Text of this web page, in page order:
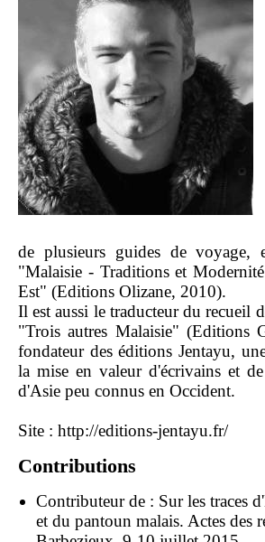
de plusieurs guides de voyage,
"Malaisie - Traditions et
Est" (Editions Olizane, 2010).
Il est aussi le traducteur du recueil
"Trois autres Malaisie" (Editions
fondateur des éditions Jentayu,
la mise en valeur d'écrivains et
d'Asie peu connus en Occident.
Site : http://editions-jentayu.fr/
Contributions
Contributeur de : Sur les traces
et du pantoun malais. Actes des